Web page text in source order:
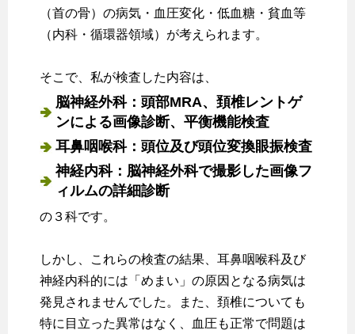
（首の骨）の病気・血圧変化・低血糖・貧血等
（内科・循環器領域）が考えられます。
そこで、私が検査した内容は、
脳神経外科：頭部MRA、頚椎レントゲ
ンによる画像診断、平衡機能検査
耳鼻咽喉科：頭位及び頭位変換眼振検査
神経内科：脳神経外科で撮影した画像フ
ィルムの詳細診断
の３科です。
しかし、これらの検査の結果、耳鼻咽喉科及び
神経内科的には「めまい」の原因となる病気は
発見されませんでした。また、頚椎についても
特に目立った異常はなく、血圧も正常で問題は